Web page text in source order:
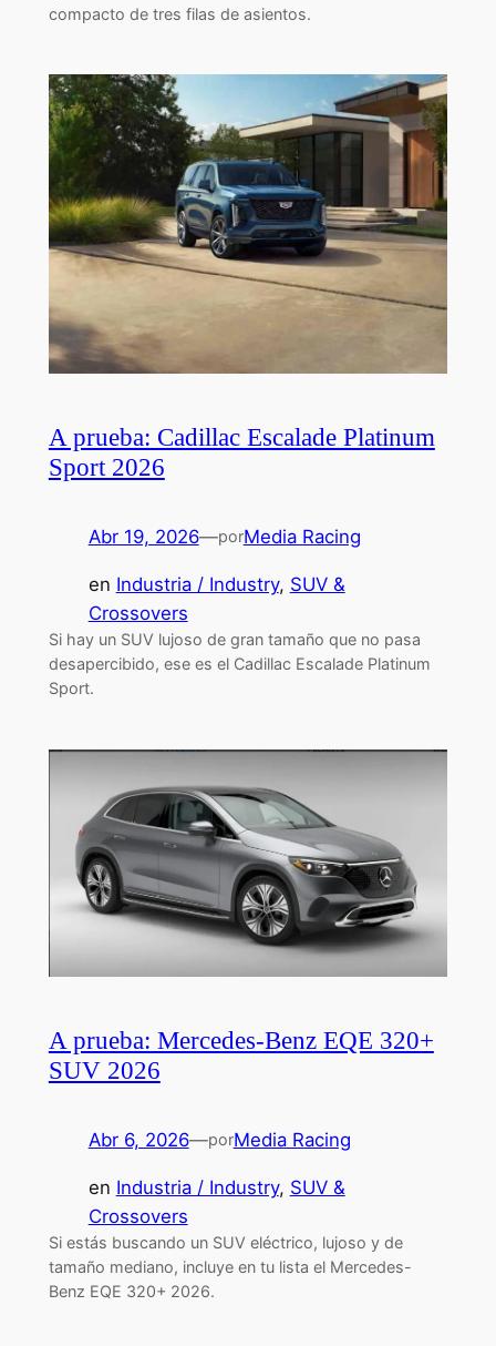
compacto de tres filas de asientos.
A prueba: Cadillac Escalade Platinum
Sport 2026
Abr 19, 2026—porMedia Racing
en Industria / Industry, SUV &
Crossovers
Si hay un SUV lujoso de gran tamaño que no pasa
desapercibido, ese es el Cadillac Escalade Platinum
Sport.
A prueba: Mercedes-Benz EQE 320+
SUV 2026
Abr 6, 2026—porMedia Racing
en Industria / Industry, SUV &
Crossovers
Si estás buscando un SUV eléctrico, lujoso y de
tamaño mediano, incluye en tu lista el Mercedes-
Benz EQE 320+ 2026.